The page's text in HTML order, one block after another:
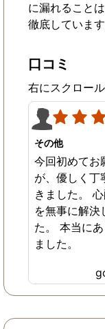
に漏れること
徹底していま
口コミ
右にスクロー
その他
今回初めてお
が、優しく丁
きました。
を無事に解決
た。 本当に
ました。